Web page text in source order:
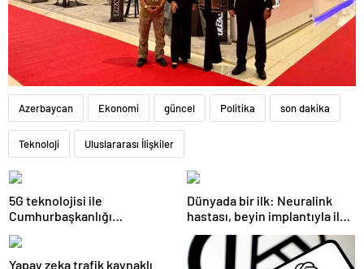
Azerbaycan Ekonomi güncel Politika son dakika
Teknoloji Uluslararası İlişkiler
5G teknolojisi ile
Cumhurbaşkanlığı
AKM’ye taşındı
Dünyada bir ilk: Neuralink
hastası, beyin implantıyla ilk
hazırladı
Yapay zeka trafik kaynaklı